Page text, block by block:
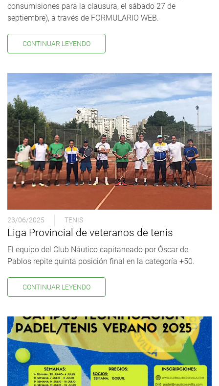
consumisiones para la clausura, el sábado 27 de
septiembre), a través de FORMULARIO WEB.
CONTINUAR LEYENDO
23/06/2025 TENIS
Liga Provincial de veteranos de tenis
El equipo del Club Náutico capitaneado por Óscar de
Pablos repite quinta posición final en la categoría +50.
CONTINUAR LEYENDO